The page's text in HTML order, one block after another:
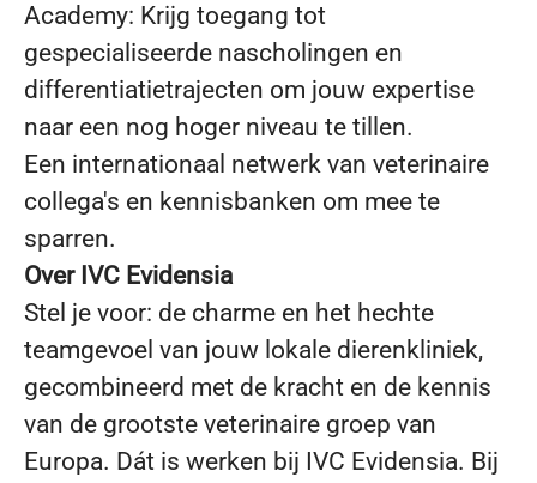
Academy: Krijg toegang tot
gespecialiseerde nascholingen en
differentiatietrajecten om jouw expertise
naar een nog hoger niveau te tillen.
Een internationaal netwerk van veterinaire
collega's en kennisbanken om mee te
sparren.
Over IVC Evidensia
Stel je voor: de charme en het hechte
teamgevoel van jouw lokale dierenkliniek,
gecombineerd met de kracht en de kennis
van de grootste veterinaire groep van
Europa. Dát is werken bij IVC Evidensia. Bij